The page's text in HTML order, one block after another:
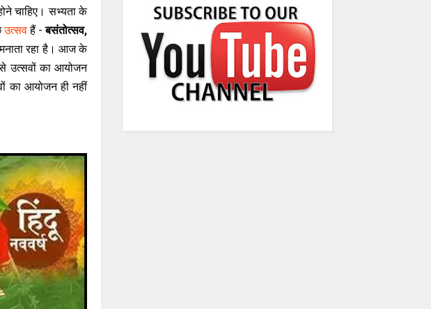
चाहिए। सभ्यता के
उत्सवहैं -बसंतोत्सव,
रहा है। आज के
उत्सवों का आयोजन
का आयोजन ही नहीं